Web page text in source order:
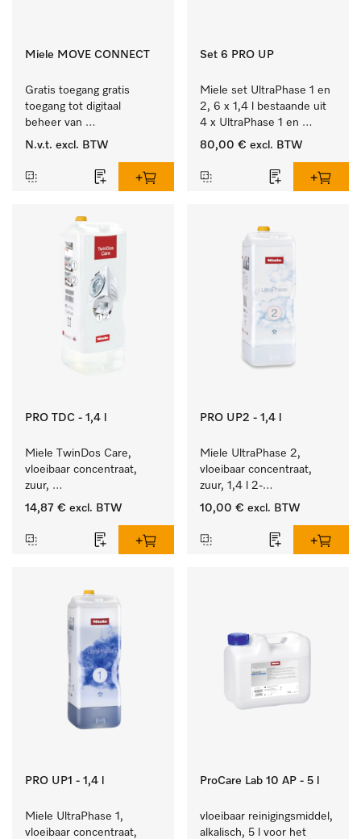
Miele MOVE CONNECT
Gratis toegang gratis
toegang tot digitaal
beheer van
Miele Professional
N.v.t. excl. BTW
Set 6 PRO UP
Miele set UltraPhase 1 en
2, 6 x 1,4 l bestaande uit
4 x UltraPhase 1 en
2 x UltraPhase 2.
80,00 € excl. BTW
PRO TDC - 1,4 l
Miele TwinDos Care,
vloeibaar concentraat,
zuur,
1,4 l Reinigingsmiddel
doseersysteem.
14,87 € excl. BTW
PRO UP2 - 1,4 l
Miele UltraPhase 2,
vloeibaar concentraat,
zuur, 1,4 l 2-
componentenwasmiddel
wasgoed.
10,00 € excl. BTW
PRO UP1 - 1,4 l
Miele UltraPhase 1,
vloeibaar concentraat,
ProCare Lab 10 AP - 5 l
vloeibaar reinigingsmiddel,
alkalisch, 5 l voor het